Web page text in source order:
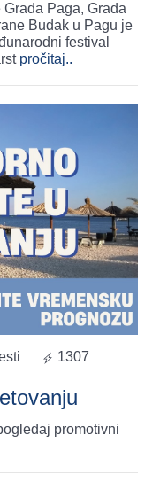
Paga, Grada
Budak u Pagu je
festival
pročitaj..
1307
promotivni